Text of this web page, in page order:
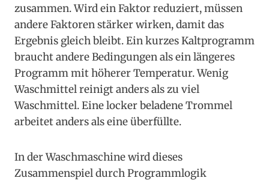
zusammen. Wird ein Faktor reduziert, müssen
andere Faktoren stärker wirken, damit das
Ergebnis gleich bleibt. Ein kurzes Kaltprogramm
braucht andere Bedingungen als ein längeres
Programm mit höherer Temperatur. Wenig
Waschmittel reinigt anders als zu viel
Waschmittel. Eine locker beladene Trommel
arbeitet anders als eine überfüllte.
In der Waschmaschine wird dieses
Zusammenspiel durch Programmlogik